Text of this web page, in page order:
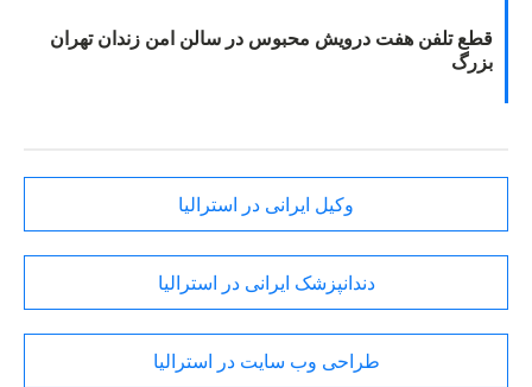
قطع تلفن هفت درویش محبوس در سالن امن زندان تهران
بزرگ
وکیل ایرانی در استرالیا
دندانپزشک ایرانی در استرالیا
طراحی وب سایت در استرالیا